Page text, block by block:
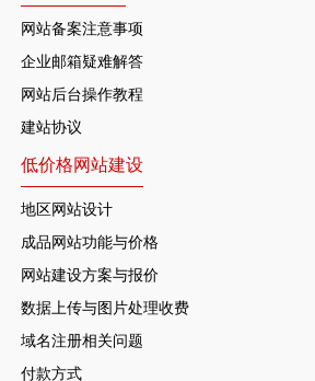
网站备案注意事项
企业邮箱疑难解答
网站后台操作教程
建站协议
低价格网站建设
地区网站设计
成品网站功能与价格
网站建设方案与报价
数据上传与图片处理收费
域名注册相关问题
付款方式